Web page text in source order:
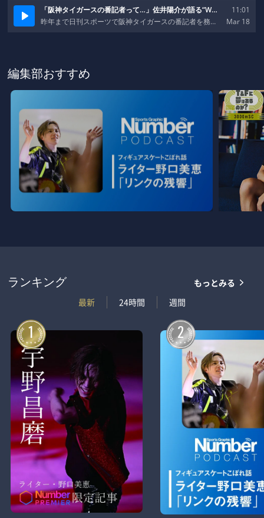
編集部おすすめ
ランキング
最新
24時間 週間
もっとみる
1 2